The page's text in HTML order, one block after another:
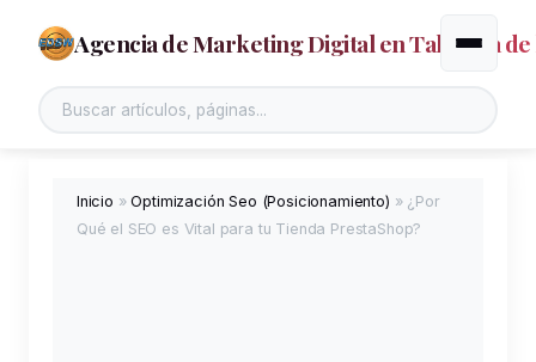
Agencia de Marketing Digital en Talavera de
Buscar en el sitio
Alternar
Inicio »Optimización Seo (Posicionamiento) » ¿Por
Qué el SEO es Vital para tu Tienda PrestaShop?